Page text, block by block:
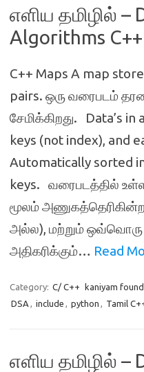
எளிய தமிழில் –
Algorithms
C++ Maps A map
pairs. ஒரு வரைபடம்
சேமிக்கிறது. Data’s
keys (not index), and
Automatically sorted
keys. வரைபடத்தில்
மூலம்
அல்ல), மற்றும் ஒவ்வொரு
அதிகரிக்கும்… Read
Category: C/ C++ kaniyam
DSA , include , python , Tamil
எளிய தமிழில் –